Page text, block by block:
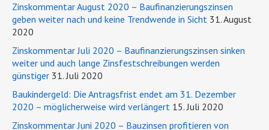
Zinskommentar August 2020 – Baufinanzierungszinsen
geben weiter nach und keine Trendwende in Sicht 31. August
2020
Zinskommentar Juli 2020 – Baufinanzierungszinsen sinken
weiter und auch lange Zinsfestschreibungen werden
günstiger 31. Juli 2020
Baukindergeld: Die Antragsfrist endet am 31. Dezember
2020 – möglicherweise wird verlängert 15. Juli 2020
Zinskommentar Juni 2020 – Bauzinsen profitieren von